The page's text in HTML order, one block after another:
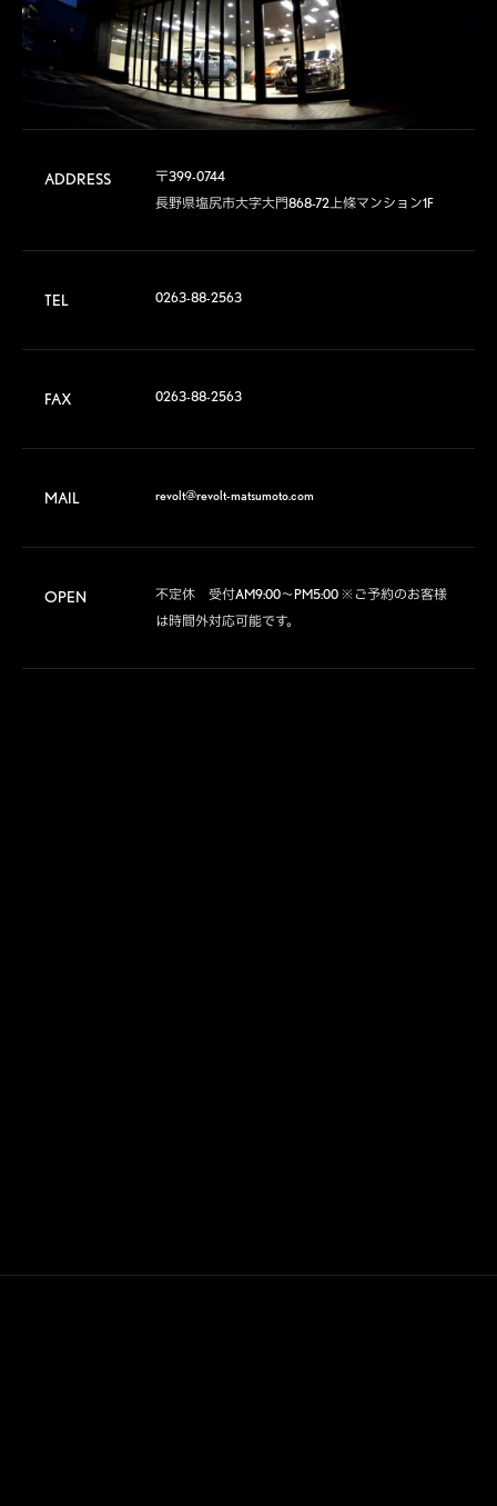
ADDRESS
〒399-0744
長野県塩尻市大字大門868-72上條マンション1F
TEL 0263-88-2563
FAX 0263-88-2563
MAIL revolt@revolt-matsumoto.com
OPEN
不定休　受付AM9:00～PM5:00 ※ご予約のお客様
は時間外対応可能です。